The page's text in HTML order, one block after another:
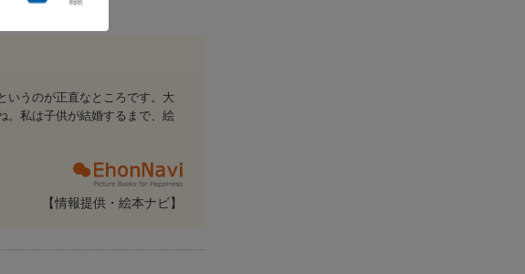
いうのが正直なところです。大
。私は子供が結婚するまで、絵
【情報提供・絵本ナビ】